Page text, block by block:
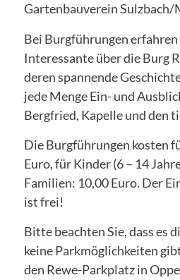
Gartenbauverein Sulzbach/
Bei Burgführungen erfahren
Interessante über die Burg
deren spannende
jede Menge Ein- und
Bergfried, Kapelle und den
Die Burgführungen kosten
Euro, für Kinder (6 – 14
Familien: 10,00 Euro. Der
ist frei!
Bitte beachten Sie, dass es
keine Parkmöglichkeiten
den Rewe-Parkplatz in